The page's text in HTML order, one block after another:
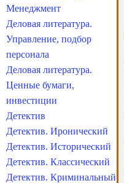
Менеджмент
Деловая литература.
Управление, подбор
персонала
Деловая литература.
Ценные бумаги,
инвестиции
Детектив
Детектив. Иронический
Детектив. Исторический
Детектив. Классический
Детектив. Криминальный